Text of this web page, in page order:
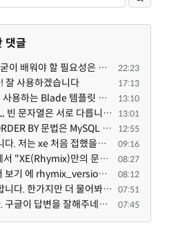
댓글
Laravel을 굳이 배워야 할 필요성은 없습니다만, Class기반의 객체 지향 프로그래밍과, PSR-4라는 Composer... 22:23
잘 사용하겠습니다 17:13
라라벨에서 사용하는 Blade 템플릿 문법을 라이믹스에서도 일부분 도입하였는데, 양쪽의 템플릿 매뉴얼 분량... 13:10
없음, NULL, 빈 문자열은 서로 다릅니다. 예전에는 대충 써도 서로 통용되었지만, 그것 때문에 버그나 보안... 13:01
기본적인 ORDER BY 문법은 MySQL 초기 버전이든 MariaDB 최신 버전이든 차이가 없습니다. 라이믹스 게시판에... 12:55
네, 감사합니다. 저는 xe 처음 접했을때 XE 문법으로 만들었다고 해서 xe코드들이 php와 전혀 다른것 같이 ... 09:16
php 코드에서 "XE(Rhymix)만의 문법"이라는건 존재하지도 않고 별도의 인터프리터를 만들지 않는한 쓸 수도 ... 08:27
관리자 서버 보기 에 rhymix_version : 2.1.35 php : 7.4.3 (64-bit) db.type : mysql (innodb, utf8mb4) db... 08:12
와우..감사합니다. 한가지만 더 물어봐도 되겠는지요. Password.php 파일안에 클래스와 함수들은 순수 php ... 07:51
감사합니다. 구글이 답변을 잘해주네요. 저는 지금까지 md5 에 머물러 있었네요. md5는 구석기 알고리즘이 ... 07:45